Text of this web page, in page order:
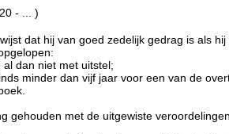
- ... )
dat hij van goed zedelijk gedrag is als
al dan niet met uitstel;
minder dan vijf jaar voor een van de
gehouden met de uitgewiste